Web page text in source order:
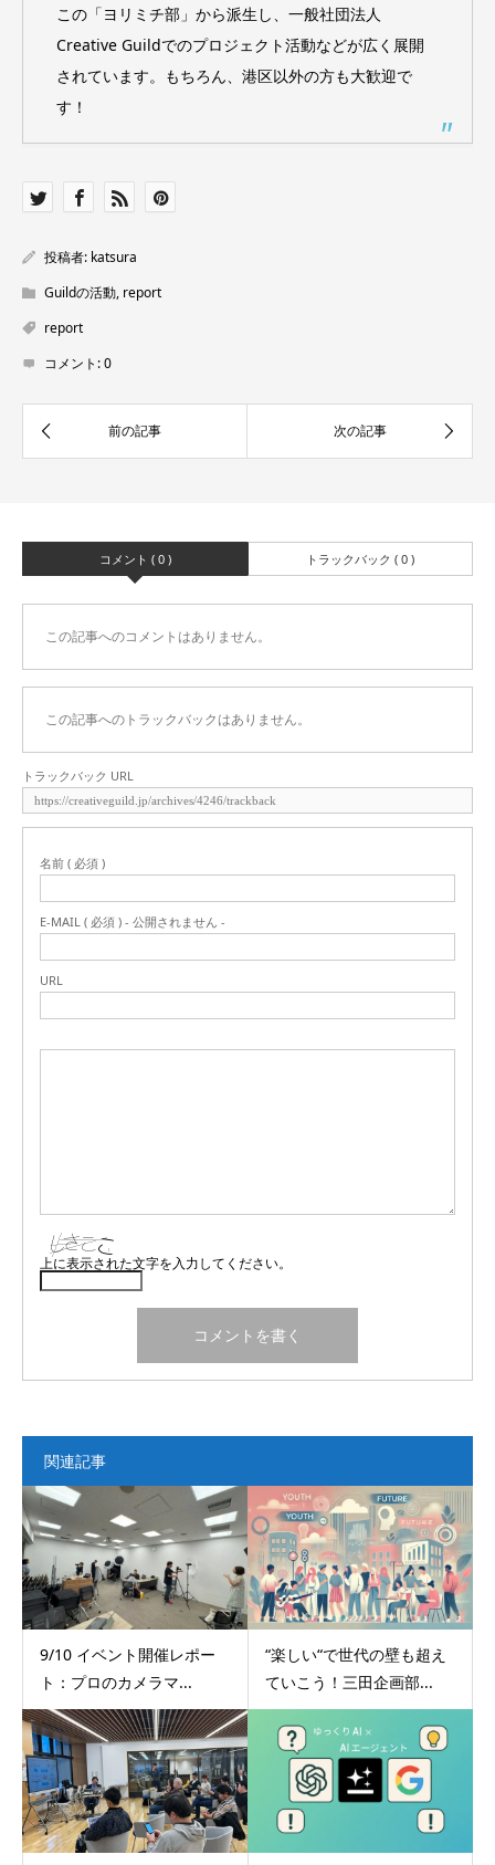
この「ヨリミチ部」から派生し、一般社団法人
Creative Guildでのプロジェクト活動などが広く展開
されています。もちろん、港区以外の方も大歓迎で
す！
投稿者: katsura
Guildの活動, report
report
コメント:0
コメント ( 0 ) トラックバック ( 0 )
この記事へのコメントはありません。
この記事へのトラックバックはありません。
トラックバック URL
名前 ( 必須 )
E-MAIL ( 必須 ) - 公開されません -
URL
上に表示された文字を入力してください。
関連記事
9/10 イベント開催レポー
ト：プロのカメラマ...
“楽しい“で世代の壁も超え
ていこう！三田企画部...